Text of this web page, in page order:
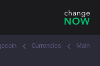
Main
Currencies